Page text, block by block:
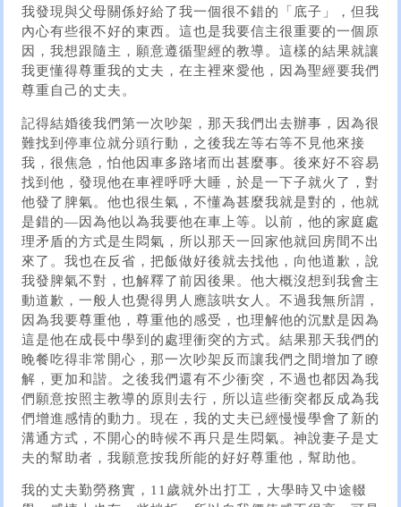
我發現與父母關係好給了我一個很不錯的「底子」，但我
內心有些很不好的東西。這也是我要信主很重要的一個原
因，我想跟隨主，願意遵循聖經的教導。這樣的結果就讓
我更懂得尊重我的丈夫，在主裡來愛他，因為聖經要我們
尊重自己的丈夫。
記得結婚後我們第一次吵架，那天我們出去辦事，因為很
難找到停車位就分頭行動，之後我左等右等不見他來接
我，很焦急，怕他因車多路堵而出甚麼事。後來好不容易
找到他，發現他在車裡呼呼大睡，於是一下子就火了，對
他發了脾氣。他也很生氣，不懂為甚麼我就是對的，他就
是錯的—因為他以為我要他在車上等。以前，他的家庭處
理矛盾的方式是生悶氣，所以那天一回家他就回房間不出
來了。我也在反省，把飯做好後就去找他，向他道歉，說
我發脾氣不對，也解釋了前因後果。他大概沒想到我會主
動道歉，一般人也覺得男人應該哄女人。不過我無所謂，
因為我要尊重他，尊重他的感受，也理解他的沉默是因為
這是他在成長中學到的處理衝突的方式。結果那天我們的
晚餐吃得非常開心，那一次吵架反而讓我們之間增加了瞭
解，更加和諧。之後我們還有不少衝突，不過也都因為我
們願意按照主教導的原則去行，所以這些衝突都反成為我
們增進感情的動力。現在，我的丈夫已經慢慢學會了新的
溝通方式，不開心的時候不再只是生悶氣。神說妻子是丈
夫的幫助者，我願意按我所能的好好尊重他，幫助他。
我的丈夫勤勞務實，11歲就外出打工，大學時又中途輟